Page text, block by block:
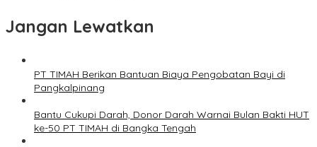
Jangan Lewatkan
PT TIMAH Berikan Bantuan Biaya Pengobatan Bayi di
Pangkalpinang
Bantu Cukupi Darah, Donor Darah Warnai Bulan Bakti HUT
ke-50 PT TIMAH di Bangka Tengah